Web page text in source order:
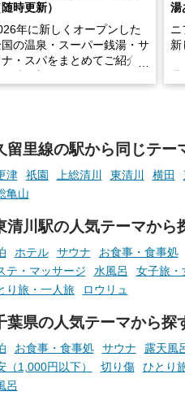
随時更新）
年に新しくオープンした
の温泉・スーパー銭湯・サ
・スパをまとめてご紹介！
ます。
取材記事もあわせて紹介し
ますので、気になる施設は
チェックして次のおでかけ
。
湯
ニ
新
手
め
時
留里線の駅から同じテー
津 祇園 上総清川 東清川 横田
亀山
清川駅の人気テーマから
ホテル サウナ お食事・食事処
テ・マッサージ
水風呂 女子旅・
り旅・一人旅
ロウリュ
葉県の人気テーマから探
お食事・食事処 サウナ 露天風
（1,000円以下）
切り傷 ひとり
呂